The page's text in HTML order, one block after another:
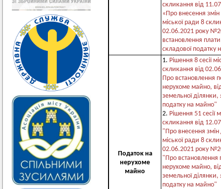
скликання від
«Про внесення змін
міської ради 8
02.06.2021 року
встановлення
складової податку
Податок на
нерухоме
майно
1. Рішення 8 сесії
скликання від
Про встановлення
нерухоме майно,
земельної ділянки,
податку на майно"
2. Рішення 51 сесії
скликання від
"Про внесення
міської ради 8
02.06.2021 року
"Про встановлення
нерухоме майно,
земельної ділянки,
податку на майно"